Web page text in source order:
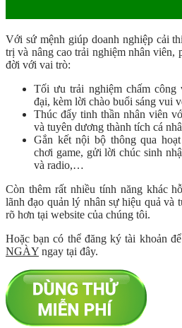
Với sứ mệnh giúp doanh nghiệp cải
trị và nâng cao trải nghiệm nhân viên,
đời với vai trò:
Tối ưu trải nghiệm chấm công
đại, kèm lời chào buổi sáng vui
Thúc đẩy tinh thần nhân viên
và tuyên dương thành tích cá
Gắn kết nội bộ thông qua
chơi game, gửi lời chúc sinh
và radio,…
Còn thêm rất nhiều tính năng khác
lãnh đạo quản lý nhân sự hiệu quả và
rõ hơn tại website của chúng tôi.
Hoặc bạn có thể đăng ký tài khoản
NGÀY ngay tại đây.